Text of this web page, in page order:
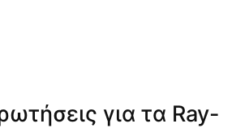
για τα Ray-